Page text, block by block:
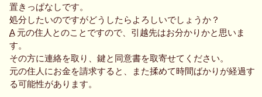
置きっぱなしです。
処分したいのですがどうしたらよろしいでしょうか？
A元の住人とのことですので、引越先はお分かりかと思いま
す。
その方に連絡を取り、鍵と同意書を取寄せてください。
元の住人にお金を請求すると、また揉めて時間ばかりが経過す
る可能性があります。